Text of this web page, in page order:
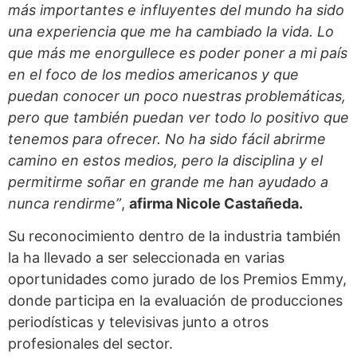
más importantes e influyentes del mundo ha sido
una experiencia que me ha cambiado la vida. Lo
que más me enorgullece es poder poner a mi país
en el foco de los medios americanos y que
puedan conocer un poco nuestras problemáticas,
pero que también puedan ver todo lo positivo que
tenemos para ofrecer. No ha sido fácil abrirme
camino en estos medios, pero la disciplina y el
permitirme soñar en grande me han ayudado a
nunca rendirme”, afirma Nicole Castañeda.
Su reconocimiento dentro de la industria también
la ha llevado a ser seleccionada en varias
oportunidades como jurado de los Premios Emmy,
donde participa en la evaluación de producciones
periodísticas y televisivas junto a otros
profesionales del sector.